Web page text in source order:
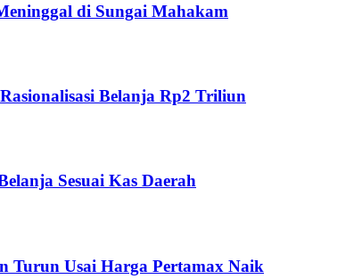
di Sungai Mahakam
Belanja Rp2 Triliun
Sesuai Kas Daerah
Turun Usai Harga Pertamax Naik